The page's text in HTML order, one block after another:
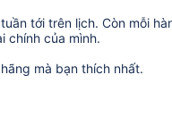
tới trên lịch. Còn mỗi
chính của mình.
mà bạn thích nhất.